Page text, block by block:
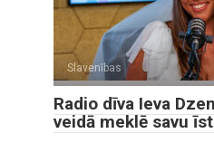
Slavenības
Radio dīva Ieva
veidā meklē savu